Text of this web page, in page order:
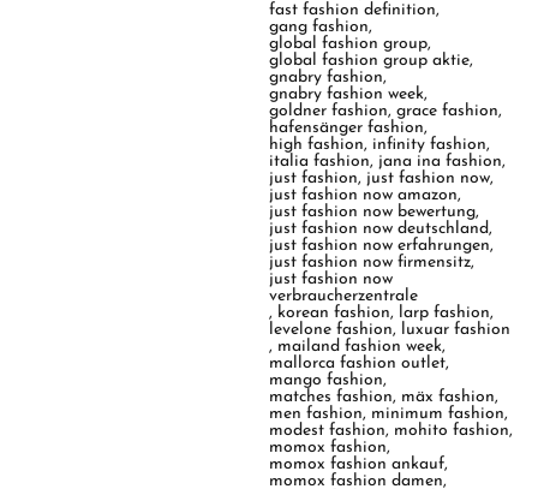
fast fashion definition,
gang fashion,
global fashion group,
global fashion group aktie,
gnabry fashion,
gnabry fashion week,
goldner fashion,grace fashion,
hafensänger fashion,
high fashion, infinity fashion,
italia fashion, jana ina fashion,
just fashion, just fashion now,
just fashion now amazon,
just fashion now bewertung,
just fashion now deutschland,
just fashion now erfahrungen,
just fashion now firmensitz,
just fashion now
verbraucherzentrale
, korean fashion, larp fashion,
levelone fashion, luxuar fashion
, mailand fashion week,
mallorca fashion outlet,
mango fashion,
matches fashion, mäx fashion,
men fashion, minimum fashion,
modest fashion, mohito fashion,
momox fashion,
momox fashion ankauf,
momox fashion damen,